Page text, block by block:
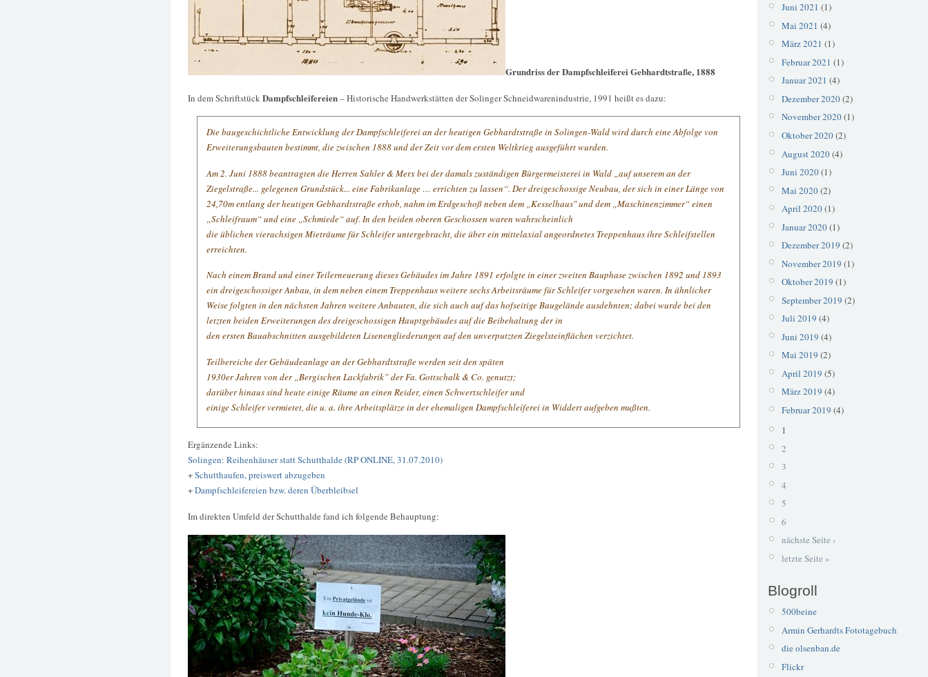
Grundriss der Dampfschleiferei Gebhardtstraße, 1888
In dem Schriftstück Dampfschleifereien– Historische Handwerkstätten der Solinger Schneidwarenindustrie, 1991 heißt es dazu:
Die baugeschichtliche Entwicklung der Dampfschleiferei an der heutigen Gebhardtstraße in Solingen-Wald wird durch eine Abfolge von
Erweiterungsbauten bestimmt, die zwischen 1888 und der Zeit vor dem ersten Weltkrieg ausgeführt wurden.
Am 2. Juni 1888 beantragten die Herren Sahler & Merx bei der damals zuständigen Bürgermeisterei in Wald „auf unserem an der
Ziegelstraße... gelegenen Grundstück... eine Fabrikanlage … errichten zu lassen“. Der dreigeschossige Neubau, der sich in einer Länge von
24,70m entlang der heutigen Gebhardtstraße erhob, nahm im Erdgeschoß neben dem „Kesselhaus" und dem „Maschinenzimmer“ einen
„Schleifraum“ und eine „Schmiede“ auf. In den beiden oberen Geschossen waren wahrscheinlich
die üblichen vierachsigen Mieträume für Schleifer untergebracht, die über ein mittelaxial angeordnetes Treppenhaus ihre Schleifstellen
erreichten.
Nach einem Brand und einer Teilerneuerung dieses Gebäudes im Jahre 1891 erfolgte in einer zweiten Bauphase zwischen 1892 und 1893
ein dreigeschossiger Anbau, in dem neben einem Treppenhaus weitere sechs Arbeitsräume für Schleifer vorgesehen waren. In ähnlicher
Weise folgten in den nächsten Jahren weitere Anbauten, die sich auch auf das hofseitige Baugelände ausdehnten; dabei wurde bei den
letzten beiden Erweiterungen des dreigeschossigen Hauptgebäudes auf die Beibehaltung der in
den ersten Bauabschnitten ausgebildeten Lisenengliederungen auf den unverputzten Ziegelsteinflächen verzichtet.
Teilbereiche der Gebäudeanlage an der Gebhardtstraße werden seit den späten
1930er Jahren von der „Bergischen Lackfabrik” der Fa. Gottschalk & Co. genutzt;
darüber hinaus sind heute einige Räume an einen Reider, einen Schwertschleifer und
einige Schleifer vermietet, die u. a. ihre Arbeitsplätze in der ehemaligen Dampfschleíferei in Widdert aufgeben mußten.
Ergänzende Links:
Solingen: Reihenhäuser statt Schutthalde (RP ONLINE, 31.07.2010)
+Schutthaufen, preiswert abzugeben
+Dampfschleifereien bzw. deren Überbleibsel
Im direkten Umfeld der Schutthalde fand ich folgende Behauptung:
Juni 2021 (1)
Mai 2021 (4)
März 2021 (1)
Februar 2021 (1)
Januar 2021 (4)
Dezember 2020(2)
November 2020(1)
Oktober 2020(2)
August 2020(4)
Juni 2020(1)
Mai 2020(2)
April 2020(1)
Januar 2020(1)
Dezember 2019 (2)
November 2019 (1)
Oktober 2019 (1)
September 2019 (2)
Juli 2019 (4)
Juni 2019 (4)
Mai 2019 (2)
April 2019 (5)
März 2019 (4)
Februar 2019 (4)
1
2
3
4
5
6
nächste Seite ›
letzte Seite »
Blogroll
500beine
Armin Gerhardts Fototagebuch
die olsenban.de
Flickr